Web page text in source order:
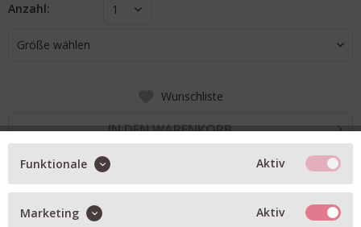
Anzahl: 1
Größe wählen
Wunschliste
IN DEN WARENKORB
BESCHREIBUNG
Allude Feinstrick-Pullover mit weicher Haptik
Funktionale Aktiv
Marketing Aktiv